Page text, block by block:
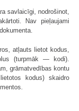
savlaicīgi, nodrošinot,
Nav pieļaujami
atļauts lietot kodus,
(turpmāk — kodi).
grāmatvedības kontu
kodus) skaidro